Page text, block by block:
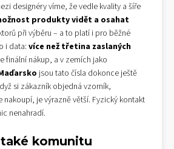
designéry víme, že vedle kvality a šíře
produkty vidět a osahat
při výběru – a to platí i pro běžné
i data: více než třetina zaslaných
finální nákup, a v zemích jako
jsou tato čísla dokonce ještě
si zákazník objedná vzorník,
je výrazně větší. Fyzický kontakt
nenahradí.
komunitu